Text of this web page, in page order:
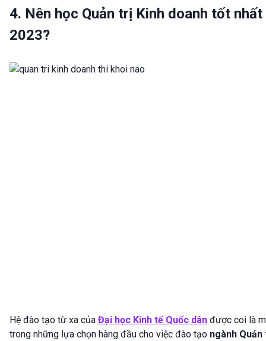
4. Nên học Quản trị Kinh doanh tốt nhất
2023?
Hệ đào tạo từ xa của Đại học Kinh tế Quốc dân được coi là
trong những lựa chọn hàng đầu cho việc đào tạo ngành Quản